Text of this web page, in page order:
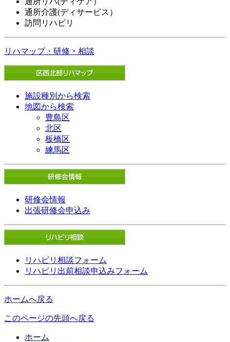
通所介護(ディサービス）
訪問リハビリ
リハマップ・研修・相談
施設種別から検索
地図から検索
豊島区
北区
板橋区
練馬区
研修会情報
出張研修会申込み
リハビリ相談フォーム
リハビリ出前相談申込みフォーム
ホームへ戻る
このページの先頭へ戻る
ホーム